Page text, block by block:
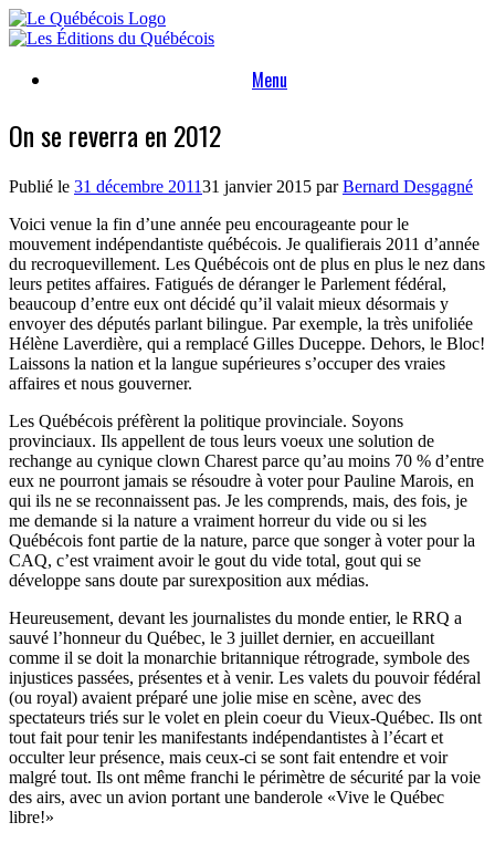
Skip
to
Menu
On se reverra en 2012
Publié le 31 décembre 201131 janvier 2015 parBernard Desgagné
Voici venue la fin d’une année peu encourageante pour le
mouvement indépendantiste québécois. Je qualifierais 2011 d’année
du recroquevillement. Les Québécois ont de plus en plus le nez dans
leurs petites affaires. Fatigués de déranger le Parlement fédéral,
beaucoup d’entre eux ont décidé qu’il valait mieux désormais y
envoyer des députés parlant bilingue. Par exemple, la très unifoliée
Hélène Laverdière, qui a remplacé Gilles Duceppe. Dehors, le Bloc!
Laissons la nation et la langue supérieures s’occuper des vraies
affaires et nous gouverner.
Les Québécois préfèrent la politique provinciale. Soyons
provinciaux. Ils appellent de tous leurs voeux une solution de
rechange au cynique clown Charest parce qu’au moins 70 % d’entre
eux ne pourront jamais se résoudre à voter pour Pauline Marois, en
qui ils ne se reconnaissent pas. Je les comprends, mais, des fois, je
me demande si la nature a vraiment horreur du vide ou si les
Québécois font partie de la nature, parce que songer à voter pour la
CAQ, c’est vraiment avoir le gout du vide total, gout qui se
développe sans doute par surexposition aux médias.
Heureusement, devant les journalistes du monde entier, le RRQ a
sauvé l’honneur du Québec, le 3 juillet dernier, en accueillant
comme il se doit la monarchie britannique rétrograde, symbole des
injustices passées, présentes et à venir. Les valets du pouvoir fédéral
(ou royal) avaient préparé une jolie mise en scène, avec des
spectateurs triés sur le volet en plein coeur du Vieux-Québec. Ils ont
tout fait pour tenir les manifestants indépendantistes à l’écart et
occulter leur présence, mais ceux-ci se sont fait entendre et voir
malgré tout. Ils ont même franchi le périmètre de sécurité par la voie
des airs, avec un avion portant une banderole «Vive le Québec
libre!»